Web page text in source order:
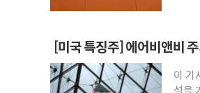
[미국 특징주] 에어비앤비
이 기
석을